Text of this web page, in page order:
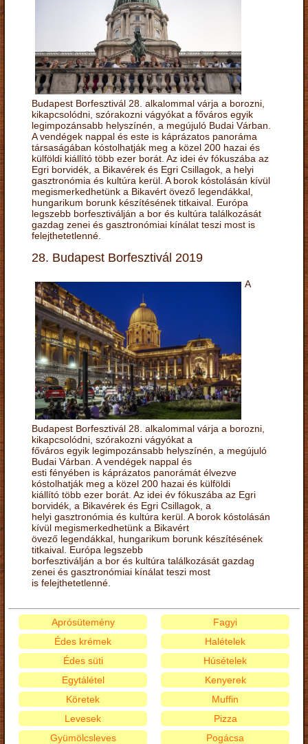
Budapest Borfesztivál 28. alkalommal várja a borozni,
kikapcsolódni, szórakozni vágyókat a főváros egyik
legimpozánsabb helyszínén, a megújuló Budai Várban.
A vendégek nappal és este is káprázatos panoráma
társaságában kóstolhatják meg a közel 200 hazai és
külföldi kiállító több ezer borát. Az idei év fókuszába az
Egri borvidék, a Bikavérek és Egri Csillagok, a helyi
gasztronómia és kultúra kerül. A borok kóstolásán kívül
megismerkedhetünk a Bikavért övező legendákkal,
hungarikum borunk készítésének titkaival. Európa
legszebb borfesztiválján a bor és kultúra találkozását
gazdag zenei és gasztronómiai kínálat teszi most is
felejthetetlenné.
28. Budapest Borfesztivál 2019
A
Budapest Borfesztivál 28. alkalommal várja a borozni,
kikapcsolódni, szórakozni vágyókat a
főváros egyik legimpozánsabb helyszínén, a megújuló
Budai Várban. A vendégek nappal és
esti fényében is káprázatos panorámát élvezve
kóstolhatják meg a közel 200 hazai és külföldi
kiállító több ezer borát. Az idei év fókuszába az Egri
borvidék, a Bikavérek és Egri Csillagok, a
helyi gasztronómia és kultúra kerül. A borok kóstolásán
kívül megismerkedhetünk a Bikavért
övező legendákkal, hungarikum borunk készítésének
titkaival. Európa legszebb
borfesztiválján a bor és kultúra találkozását gazdag
zenei és gasztronómiai kínálat teszi most
is felejthetetlenné.
Aprósütemény
Édes krémek
Édes süti
Egytálétel
Fagyi
Halételek
Húsételek
Kenyerek
Köretek
Levesek
Gyümölcsleves
Muffin
Pizza
Pogácsa